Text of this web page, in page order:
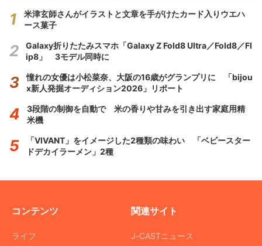
米津玄師さんがイラストと文章を手がけたカード入りウエハ
ース菓子
Galaxy折りたたみスマホ「Galaxy Z Fold8 Ultra／Fold8／Fl
ip8」 3モデル同時に
憧れの女優は小松菜奈、大阪の16歳がグランプリに 「bijou
x新人発掘オーディション2026」リポート
3段階の制御を自動で 米の香りや甘みを引き出す家庭用精
米機
「VIVANT」をイメージした2種類の味わい 「ベビースター
ドデカイラーメン」2種
コンテンツ
ライフ
関連サイト
J-CASTニュース